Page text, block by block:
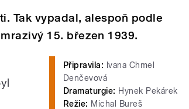
Tak vypadal, alespoň podle
15. březen 1939.
Připravila: Ivana Chmel
Denčevová
Dramaturgie: Hynek Pekárek
Režie: Michal Bureš